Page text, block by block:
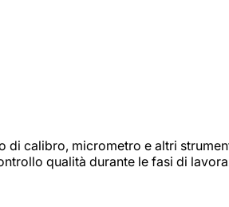
calibro, micrometro e altri
qualità durante le fasi di